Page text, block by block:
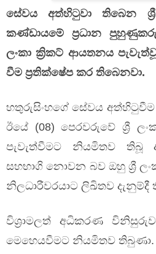
සේවය අත්හිටුවා තිබෙන
කණ්ඩායමේ ප්‍රධාන
ලංකා ක්‍රිකට් ආයතනය
වීම ප්‍රතික්ෂේප කර තිබෙනවා.
හතුරුසිංහගේ සේවය
ඊයේ (08) පෙරවරුවේ ශ්‍රී
පැවැත්වීමට නියමිතව තිබූ
සහභාගි නොවන බව ඔහු ශ්‍රී
නිලධාරීවරයාට ලිඛිතව දැනුම්දී
විශ්‍රාමලත් අධිකරණ
මෙහෙයවීමට නියමිතව තිබුණා.